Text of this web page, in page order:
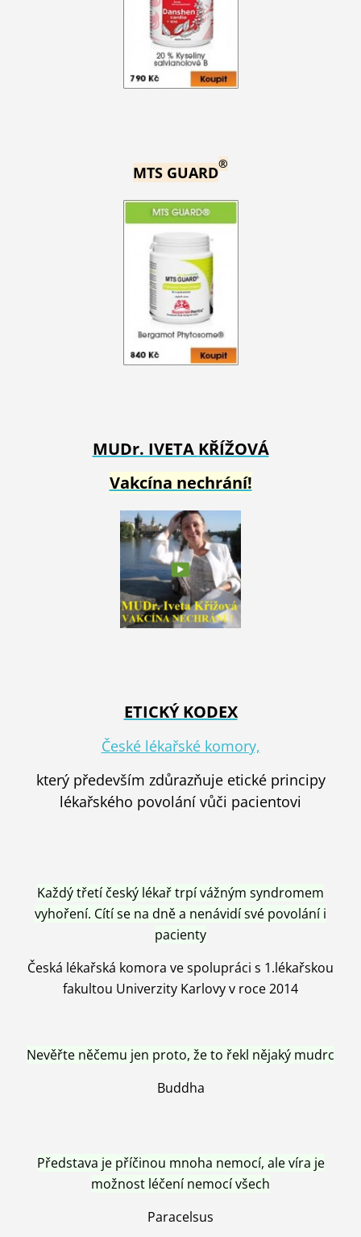
MTS GUARD®
MUDr. IVETA KŘÍŽOVÁ
Vakcína nechrání!
ETICKÝ KODEX
České lékařské komory,
který především zdůrazňuje etické principy
lékařského povolání vůči pacientovi
Každý třetí český lékař trpí vážným syndromem
vyhoření. Cítí se na dně a nenávidí své povolání i
pacienty
Česká lékařská komora ve spolupráci s 1.lékařskou
fakultou Univerzity Karlovy v roce 2014
Nevěřte něčemu jen proto, že to řekl nějaký mudrc
Buddha
Představa je příčinou mnoha nemocí, ale víra je
možnost léčení nemocí všech
Paracelsus